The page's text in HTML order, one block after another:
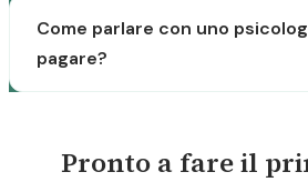
Come parlare con uno
pagare?
Pronto a fare il